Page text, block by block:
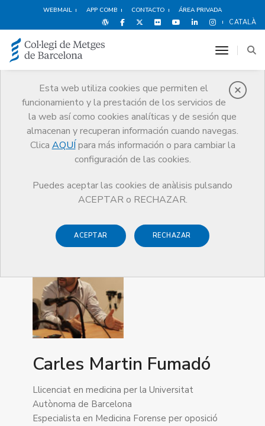
WEBMAIL APP COMB CONTACTO ÁREA PRIVADA
CATALÀ
Esta web utiliza cookies que permiten el
funcionamiento y la prestación de los servicios de
la web así como cookies analíticas y de sesión que
almacenan y recuperan información cuando navegas.
Clica AQUÍ para más información o para cambiar la
configuración de las cookies.
Puedes aceptar las cookies de anàlisis pulsando
ACEPTAR o RECHAZAR.
ACEPTAR RECHAZAR
toggle
Premios
El CoMB Guardonat Edició 2016
Guardonat Edició 2016
Carles Martin Fumadó
Llicenciat en medicina per la Universitat
Autònoma de Barcelona
Especialista en Medicina Forense per oposició